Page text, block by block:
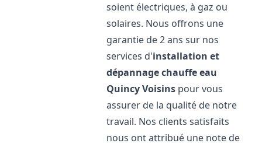
soient électriques, à gaz ou
solaires. Nous offrons une
garantie de 2 ans sur nos
services d'installation et
dépannage chauffe eau
Quincy Voisins pour vous
assurer de la qualité de notre
travail. Nos clients satisfaits
nous ont attribué une note de